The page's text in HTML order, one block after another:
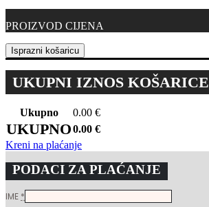
PROIZVOD CIJENA
Isprazni košaricu
UKUPNI IZNOS KOŠARICE
Ukupno 0.00 €
UKUPNO0.00 €
Kreni na plaćanje
PODACI ZA PLAĆANJE
IME *